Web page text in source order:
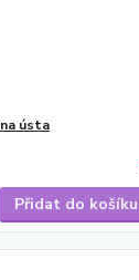
ústa
Přidat do košíku